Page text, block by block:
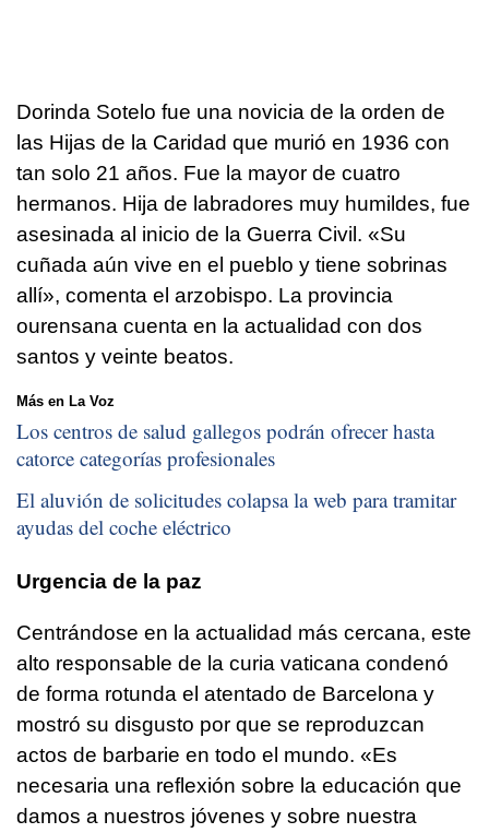
Dorinda Sotelo fue una novicia de la orden de
las Hijas de la Caridad que murió en 1936 con
tan solo 21 años. Fue la mayor de cuatro
hermanos. Hija de labradores muy humildes, fue
asesinada al inicio de la Guerra Civil. «Su
cuñada aún vive en el pueblo y tiene sobrinas
allí», comenta el arzobispo. La provincia
ourensana cuenta en la actualidad con dos
santos y veinte beatos.
Más en La Voz
Los centros de salud gallegos podrán ofrecer hasta
catorce categorías profesionales
El aluvión de solicitudes colapsa la web para tramitar
ayudas del coche eléctrico
Urgencia de la paz
Centrándose en la actualidad más cercana, este
alto responsable de la curia vaticana condenó
de forma rotunda el atentado de Barcelona y
mostró su disgusto por que se reproduzcan
actos de barbarie en todo el mundo. «Es
necesaria una reflexión sobre la educación que
damos a nuestros jóvenes y sobre nuestra